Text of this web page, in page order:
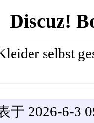
Discuz!
selbst
于 2026-6-3